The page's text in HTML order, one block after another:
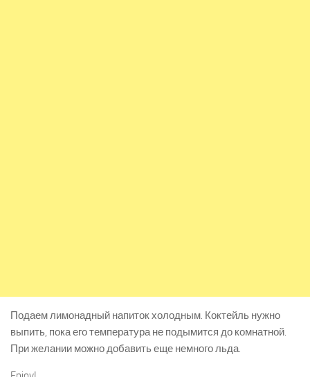
Подаем лимонадный напиток холодным. Коктейль нужно
выпить, пока его температура не подымится до комнатной.
При желании можно добавить еще немного льда.